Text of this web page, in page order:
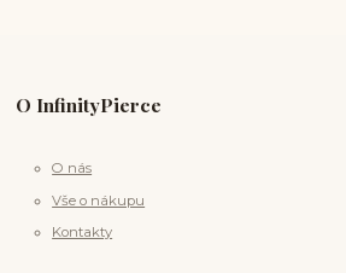
O InfinityPierce
O nás
Vše o nákupu
Kontakty